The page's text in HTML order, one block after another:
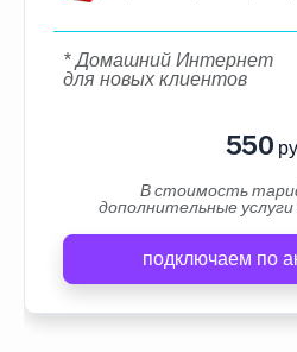
* Домашний Интернет
для новых клиентов
550
В стоимость
дополнительные услуги
подключаем по